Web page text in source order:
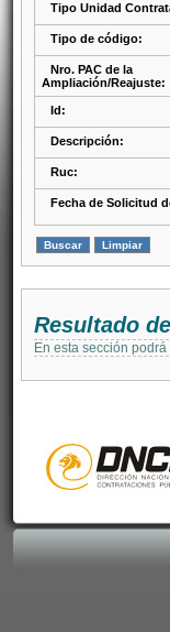
Tipo Unidad
Tipo de código:
Nro. PAC de la
Ampliación/Reajuste:
Id:
Descripción:
Ruc:
Fecha de Solicitud
Resultado
En esta sección